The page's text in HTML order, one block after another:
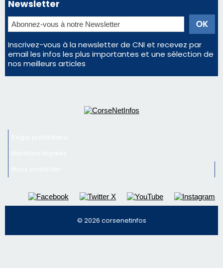
Régie publicitaire
Mentions légales
Nous contacter